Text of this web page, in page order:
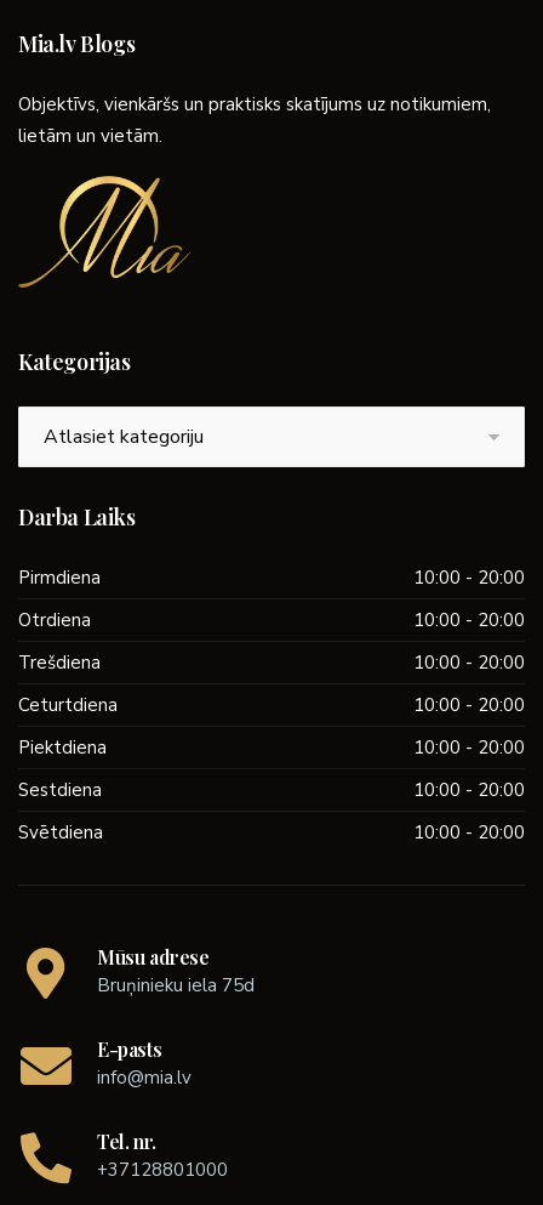
Mia.lv Blogs
Objektīvs, vienkāršs un praktisks skatījums uz notikumiem,
lietām un vietām.
Kategorijas
Darba Laiks
Pirmdiena
10:00 - 20:00
Otrdiena
10:00 - 20:00
Trešdiena
10:00 - 20:00
Ceturtdiena
10:00 - 20:00
Piektdiena
10:00 - 20:00
Sestdiena
10:00 - 20:00
Svētdiena
10:00 - 20:00
Mūsu adrese
Bruņinieku iela 75d
E-pasts
info@mia.lv
Tel. nr.
+37128801000